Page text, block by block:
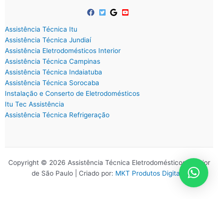
Assistência Técnica Itu
Assistência Técnica Jundiaí
Assistência Eletrodomésticos Interior
Assistência Técnica Campinas
Assistência Técnica Indaiatuba
Assistência Técnica Sorocaba
Instalação e Conserto de Eletrodomésticos
Itu Tec Assistência
Assistência Técnica Refrigeração
Copyright © 2026 Assistência Técnica Eletrodomésticos Interior
de São Paulo | Criado por: MKT Produtos Digitais